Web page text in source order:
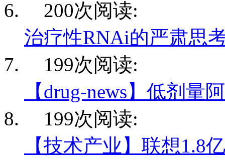
200次阅读:
治疗性RNAi的严肃思
199次阅读:
【drug-news】低剂量
199次阅读:
【技术产业】联想1.8